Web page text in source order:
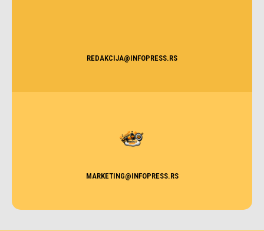
REDAKCIJA@INFOPRESS.RS
MARKETING@INFOPRESS.RS